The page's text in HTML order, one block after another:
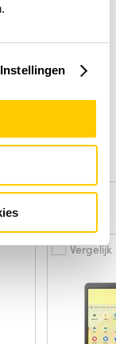
Instellingen
Vergelijk